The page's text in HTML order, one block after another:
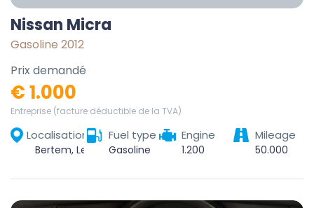
Nissan Micra
Gasoline 2012
Prix demandé
€ 1.000
Entreprise (facture déductible de la TVA)
Localisation Fuel type
Gasoline
Engine
1.200
Mileage
50.000